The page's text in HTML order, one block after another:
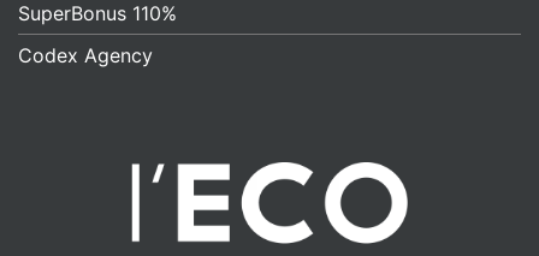
SuperBonus 110%
Codex Agency